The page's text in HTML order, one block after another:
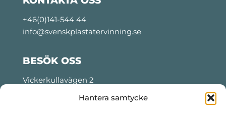
Hantera samtycke
+46(0)141-544 44
info@svenskplastatervinning.se
BESÖK OSS
Vickerkullavägen 2